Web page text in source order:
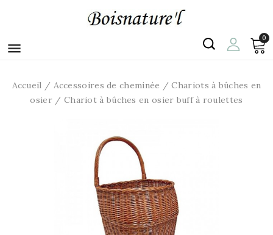

0
Accueil Accessoires de cheminée
Chariots à bûches en
osier
Chariot à bûches en osier buff à roulettes